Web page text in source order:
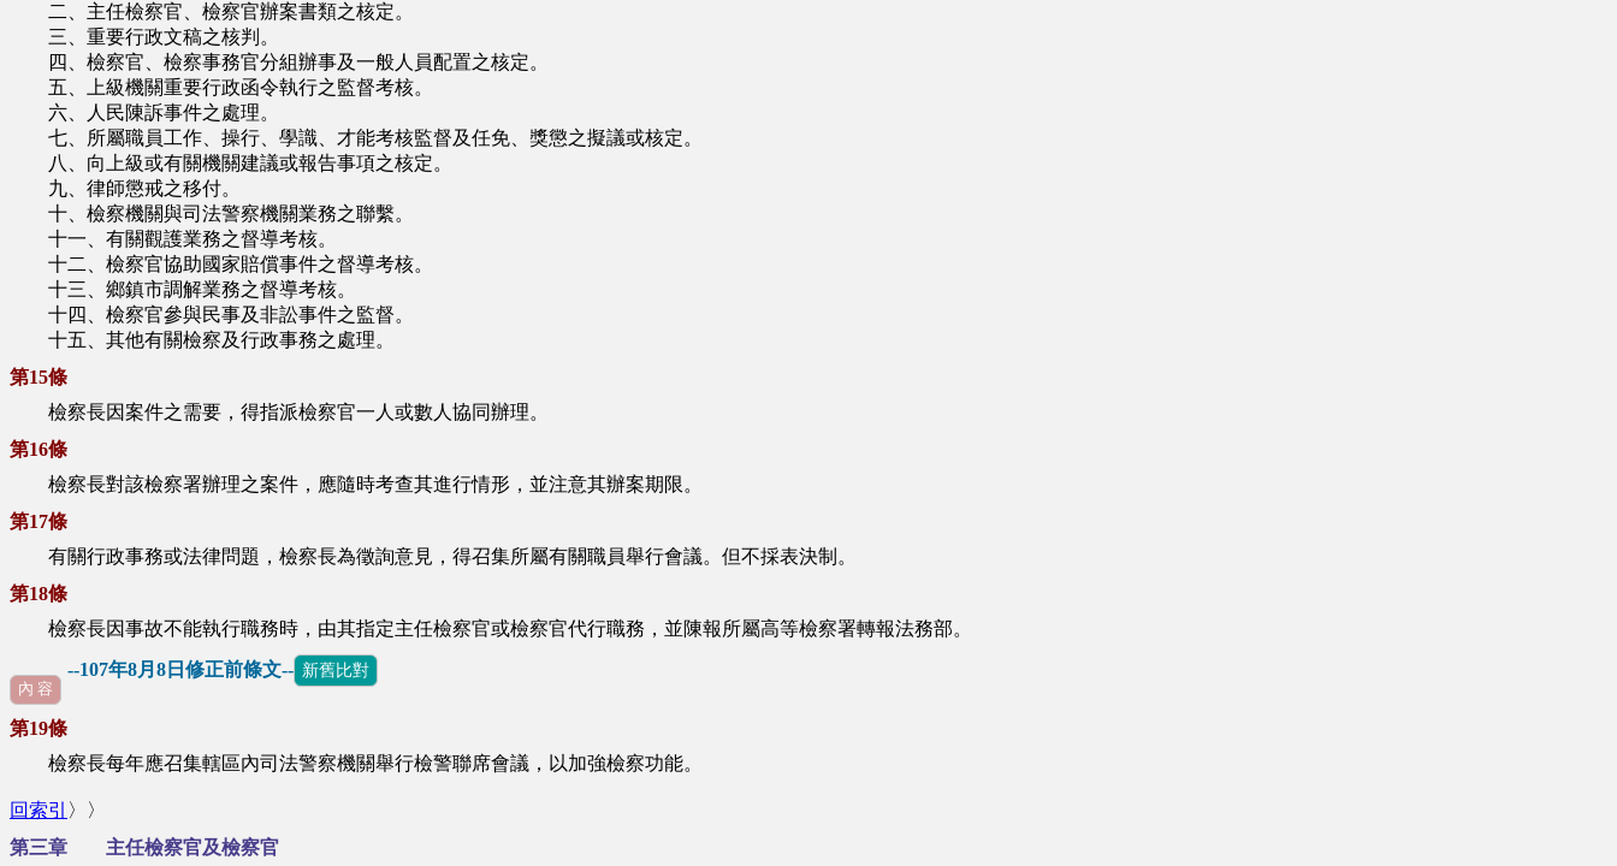
二、主任檢察官、檢察官辦案書類之核定。
三、重要行政文稿之核判。
四、檢察官、檢察事務官分組辦事及一般人員配置之核定。
五、上級機關重要行政函令執行之監督考核。
六、人民陳訴事件之處理。
七、所屬職員工作、操行、學識、才能考核監督及任免、獎懲之擬議或核定。
八、向上級或有關機關建議或報告事項之核定。
九、律師懲戒之移付。
十、檢察機關與司法警察機關業務之聯繫。
十一、有關觀護業務之督導考核。
十二、檢察官協助國家賠償事件之督導考核。
十三、鄉鎮市調解業務之督導考核。
十四、檢察官參與民事及非訟事件之監督。
十五、其他有關檢察及行政事務之處理。
第15條
檢察長因案件之需要，得指派檢察官一人或數人協同辦理。
第16條
檢察長對該檢察署辦理之案件，應隨時考查其進行情形，並注意其辦案期限。
第17條
有關行政事務或法律問題，檢察長為徵詢意見，得召集所屬有關職員舉行會議。但不採表決制。
第18條
檢察長因事故不能執行職務時，由其指定主任檢察官或檢察官代行職務，並陳報所屬高等檢察署轉報法務部。
--107年8月8日修正前條文-- 新舊比對
內 容
第19條
檢察長每年應召集轄區內司法警察機關舉行檢警聯席會議，以加強檢察功能。
回索引 〉〉
第三章 主任檢察官及檢察官